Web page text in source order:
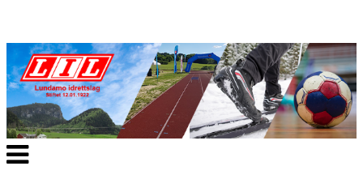
Veksle
navigasjon